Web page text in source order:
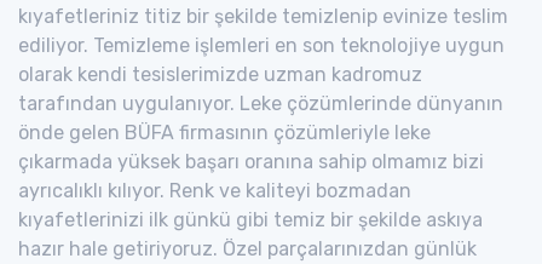
kıyafetleriniz titiz bir şekilde temizlenip evinize teslim
ediliyor. Temizleme işlemleri en son teknolojiye uygun
olarak kendi tesislerimizde uzman kadromuz
tarafından uygulanıyor. Leke çözümlerinde dünyanın
önde gelen BÜFA firmasının çözümleriyle leke
çıkarmada yüksek başarı oranına sahip olmamız bizi
ayrıcalıklı kılıyor. Renk ve kaliteyi bozmadan
kıyafetlerinizi ilk günkü gibi temiz bir şekilde askıya
hazır hale getiriyoruz. Özel parçalarınızdan günlük